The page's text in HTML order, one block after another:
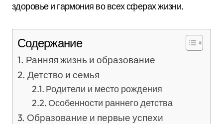
здоровье и гармония во всех сферах жизни.
Содержание
Ранняя жизнь и образование
Детство и семья
Родители и место рождения
Особенности раннего детства
Образование и первые успехи